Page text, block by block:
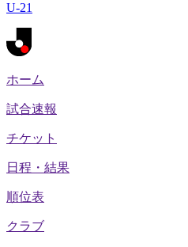
U-21
ホーム
試合速報
チケット
日程・結果
順位表
クラブ